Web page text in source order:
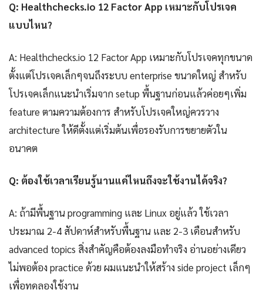
Q: Healthchecks.io 12 Factor App เหมาะกับโปรเจค
แบบไหน?
A: Healthchecks.io 12 Factor App เหมาะกับโปรเจคทุกขนาด
ตั้งแต่โปรเจคเล็กๆจนถึงระบบ enterprise ขนาดใหญ่ สำหรับ
โปรเจคเล็กแนะนำเริ่มจาก setup พื้นฐานก่อนแล้วค่อยๆเพิ่ม
feature ตามความต้องการ สำหรับโปรเจคใหญ่ควรวาง
architecture ให้ดีตั้งแต่เริ่มต้นเพื่อรองรับการขยายตัวใน
อนาคต
Q: ต้องใช้เวลาเรียนรู้นานแค่ไหนถึงจะใช้งานได้จริง?
A: ถ้ามีพื้นฐาน programming และ Linux อยู่แล้ว ใช้เวลา
ประมาณ 2-4 สัปดาห์สำหรับพื้นฐาน และ 2-3 เดือนสำหรับ
advanced topics สิ่งสำคัญคือต้องลงมือทำจริง อ่านอย่างเดียว
ไม่พอต้อง practice ด้วย ผมแนะนำให้สร้าง side project เล็กๆ
เพื่อทดลองใช้งาน